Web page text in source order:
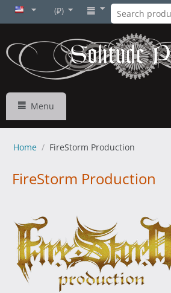
(₽)
Menu
Home / FireStorm Production
FireStorm Production